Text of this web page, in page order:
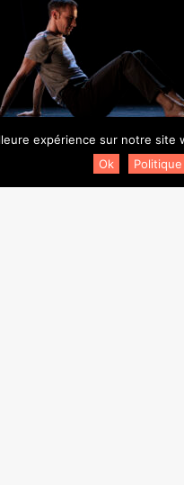
expérience sur notre
Ok